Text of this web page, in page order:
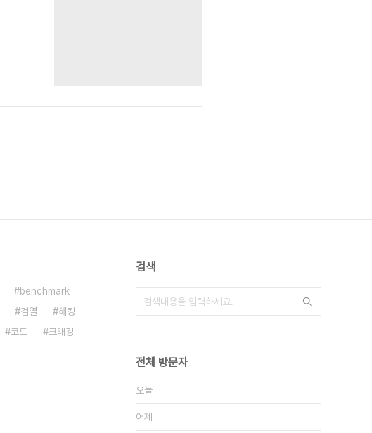
benchmark
검열
해킹
코드
크래킹
검색
전체 방문자
오늘
어제